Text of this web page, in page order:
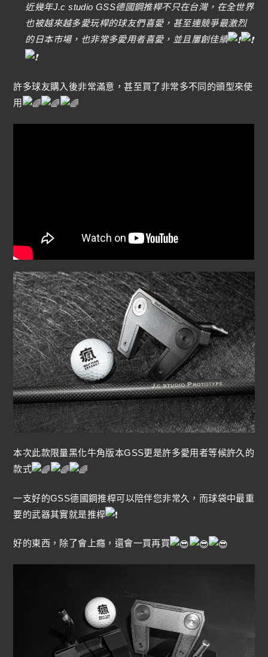
近幾年J.c studio GSS德國鋼推桿不只在台灣，在全世界
也被越來越多愛玩桿的球友們喜愛，甚至連競爭最激烈
的日本市場，也非常多愛用者喜愛，並且屢創佳績
許多球友購入後非常滿意，甚至買了非常多不同的頭型來使
用
本次此款限量黑化牛角版本GSS更是許多愛用者等候許久的
款式
一支好的GSS德國鋼推桿可以陪伴您非常久，而球袋中最重
要的武器其實就是推桿
好的東西，除了會上癮，還會一買再買